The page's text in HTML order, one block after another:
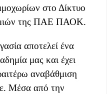
στο Δίκτυο
της ΠΑΕ ΠΑΟΚ.
αποτελεί ένα
μας και έχει
αναβάθμιση
Μέσα από την